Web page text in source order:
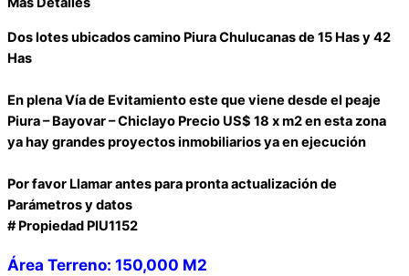
Dos lotes ubicados camino Piura Chulucanas de 15 Has y 42
Has
En plena Vía de Evitamiento este que viene desde el peaje
Piura – Bayovar – Chiclayo Precio US$ 18 x m2 en esta zona
ya hay grandes proyectos inmobiliarios ya en ejecución
Por favor Llamar antes para pronta actualización de
Parámetros y datos
# Propiedad PIU1152
Área Terreno: 150,000 M2